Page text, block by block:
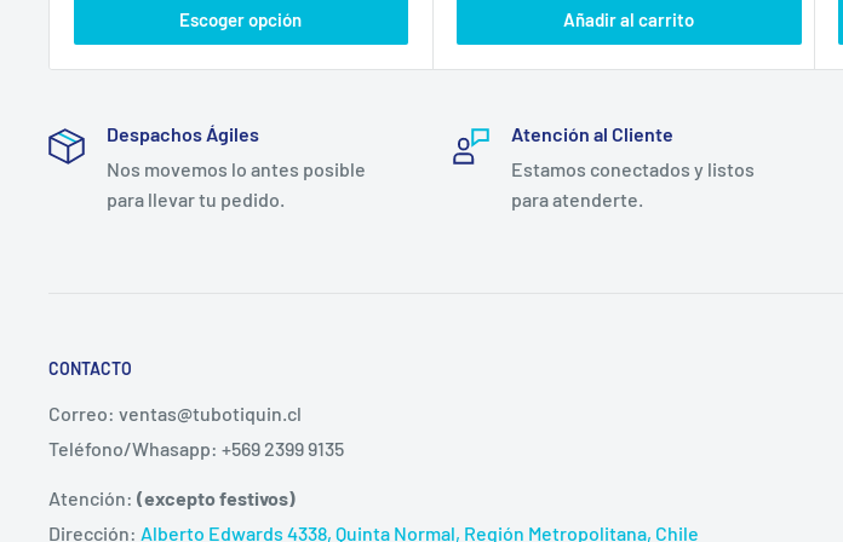
Escoger opción Añadir al carrito
Despachos Ágiles
Nos movemos lo antes posible
para llevar tu pedido.
Atención al Cliente
Estamos conectados y listos
para atenderte.
CONTACTO
Correo: ventas@tubotiquin.cl
Teléfono/Whasapp: +569 2399 9135
Atención: (excepto festivos)
Dirección: Alberto Edwards 4338, Quinta Normal, Región Metropolitana, Chile